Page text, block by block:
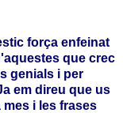
força enfeinat
que crec
genials i per
em direu que us
i les frases